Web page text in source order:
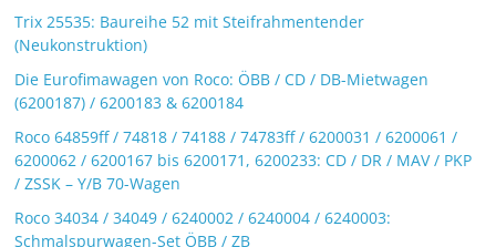
Trix 25535: Baureihe 52 mit Steifrahmentender
(Neukonstruktion)
Die Eurofimawagen von Roco: ÖBB / CD / DB-Mietwagen
(6200187) / 6200183 & 6200184
Roco 64859ff / 74818 / 74188 / 74783ff / 6200031 / 6200061 /
6200062 / 6200167 bis 6200171, 6200233: CD / DR / MAV / PKP
/ ZSSK – Y/B 70-Wagen
Roco 34034 / 34049 / 6240002 / 6240004 / 6240003:
Schmalspurwagen-Set ÖBB / ZB